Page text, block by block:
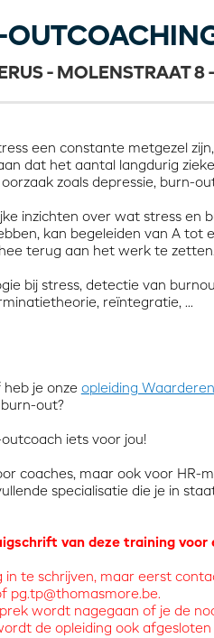
- MOLENSTRAAT 8
een constante metgezel
dat het aantal langdurig
zoals depressie, burn-
inzichten over wat stress en
kan begeleiden van A tot
terug aan het werk te
bij stress, detectie van
reïntegratie, ...
heb je onze opleiding
burn-out?
iets voor jou!
coaches, maar ook voor HR-
specialisatie die je in
van deze training voor
in te schrijven, maar eerst
pg.tp@thomasmore.be.
wordt nagegaan of je de
de opleiding ook